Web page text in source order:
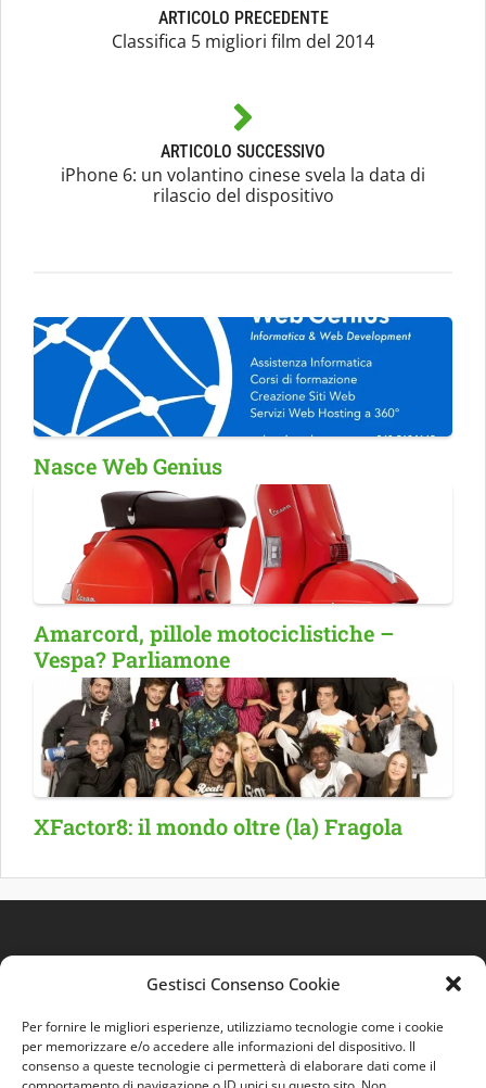
Gestisci Consenso Cookie
Per fornire le migliori esperienze, utilizziamo tecnologie come i cookie
per memorizzare e/o accedere alle informazioni del dispositivo. Il
consenso a queste tecnologie ci permetterà di elaborare dati come il
ARTICOLO PRECEDENTE
Classifica 5 migliori film del 2014
ARTICOLO SUCCESSIVO
iPhone 6: un volantino cinese svela la data di
rilascio del dispositivo
Nasce Web Genius
Amarcord, pillole motociclistiche –
Vespa? Parliamone
XFactor8: il mondo oltre (la) Fragola